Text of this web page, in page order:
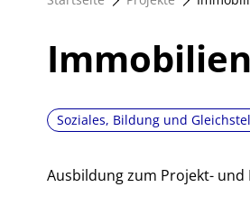
Soziales, Bildung und
Ausbildung zum Projekt-